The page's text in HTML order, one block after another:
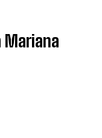
Mariana